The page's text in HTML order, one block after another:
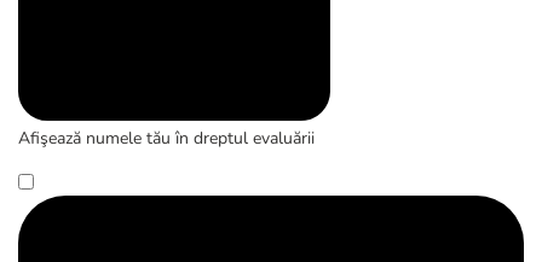
Afişează numele tău în dreptul evaluării